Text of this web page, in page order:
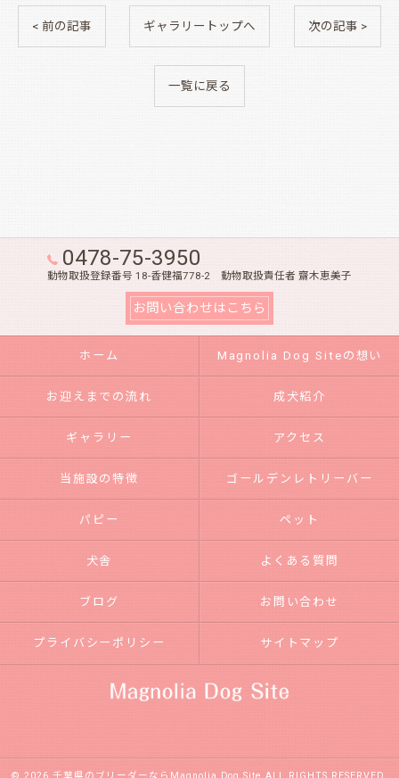
< 前の記事 ギャラリートップへ 次の記事 >
一覧に戻る
0478-75-3950
動物取扱登録番号 18-香健福778-2 動物取扱責任者 齋木恵美子
お問い合わせはこちら
ホーム Magnolia Dog Siteの想い
お迎えまでの流れ 成犬紹介
ギャラリー アクセス
当施設の特徴 ゴールデンレトリーバー
パピー ペット
犬舎 よくある質問
ブログ お問い合わせ
プライバシーポリシー サイトマップ